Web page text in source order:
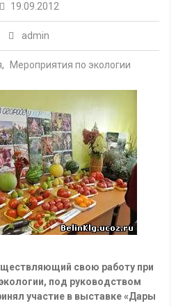
19.09.2012
admin
, Мероприятия по экологии
свою работу при
под руководством
участие в выставке «Дары